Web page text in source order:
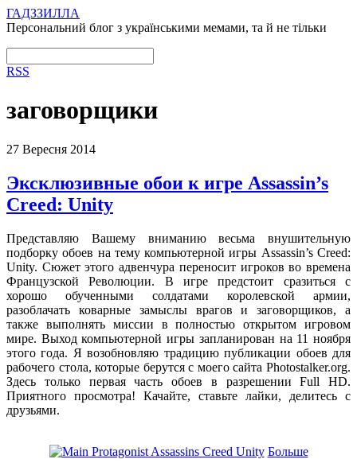
ГАДЗЗИЛЛА
Персональний блог з українськими мемами, та й не тільки
RSS
заговорщики
27 Вересня 2014
Эксклюзивные обои к игре Assassin’s
Creed: Unity
Представляю Вашему вниманию весьма внушительную
подборку обоев на тему компьютерной игры Assassin’s Creed:
Unity. Сюжет этого адвенчура переносит игроков во времена
Французской Революции. В игре предстоит сразиться с
хорошо обученными солдатами королевской армии,
разоблачать коварные замыслы врагов и заговорщиков, а
также выполнять миссии в полностью открытом игровом
мире. Выход компьютерной игры запланирован на 11 ноября
этого года. Я возобновляю традицию публикации обоев для
рабочего стола, которые берутся с моего сайта Photostalker.org.
Здесь только первая часть обоев в разрешении Full HD.
Приятного просмотра! Качайте, ставьте лайки, делитесь с
друзьями.
Больше